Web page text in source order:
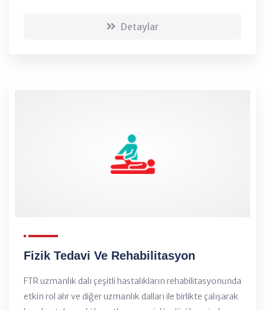
Hastalıkların Tanı ve Tedavisi Dijital Der...
Detaylar
Fizik Tedavi Ve Rehabilitasyon
FTR uzmanlık dalı çeşitli hastalıkların rehabilitasyonunda
etkin rol alır ve diğer uzmanlık dalları ile birlikte çalışarak